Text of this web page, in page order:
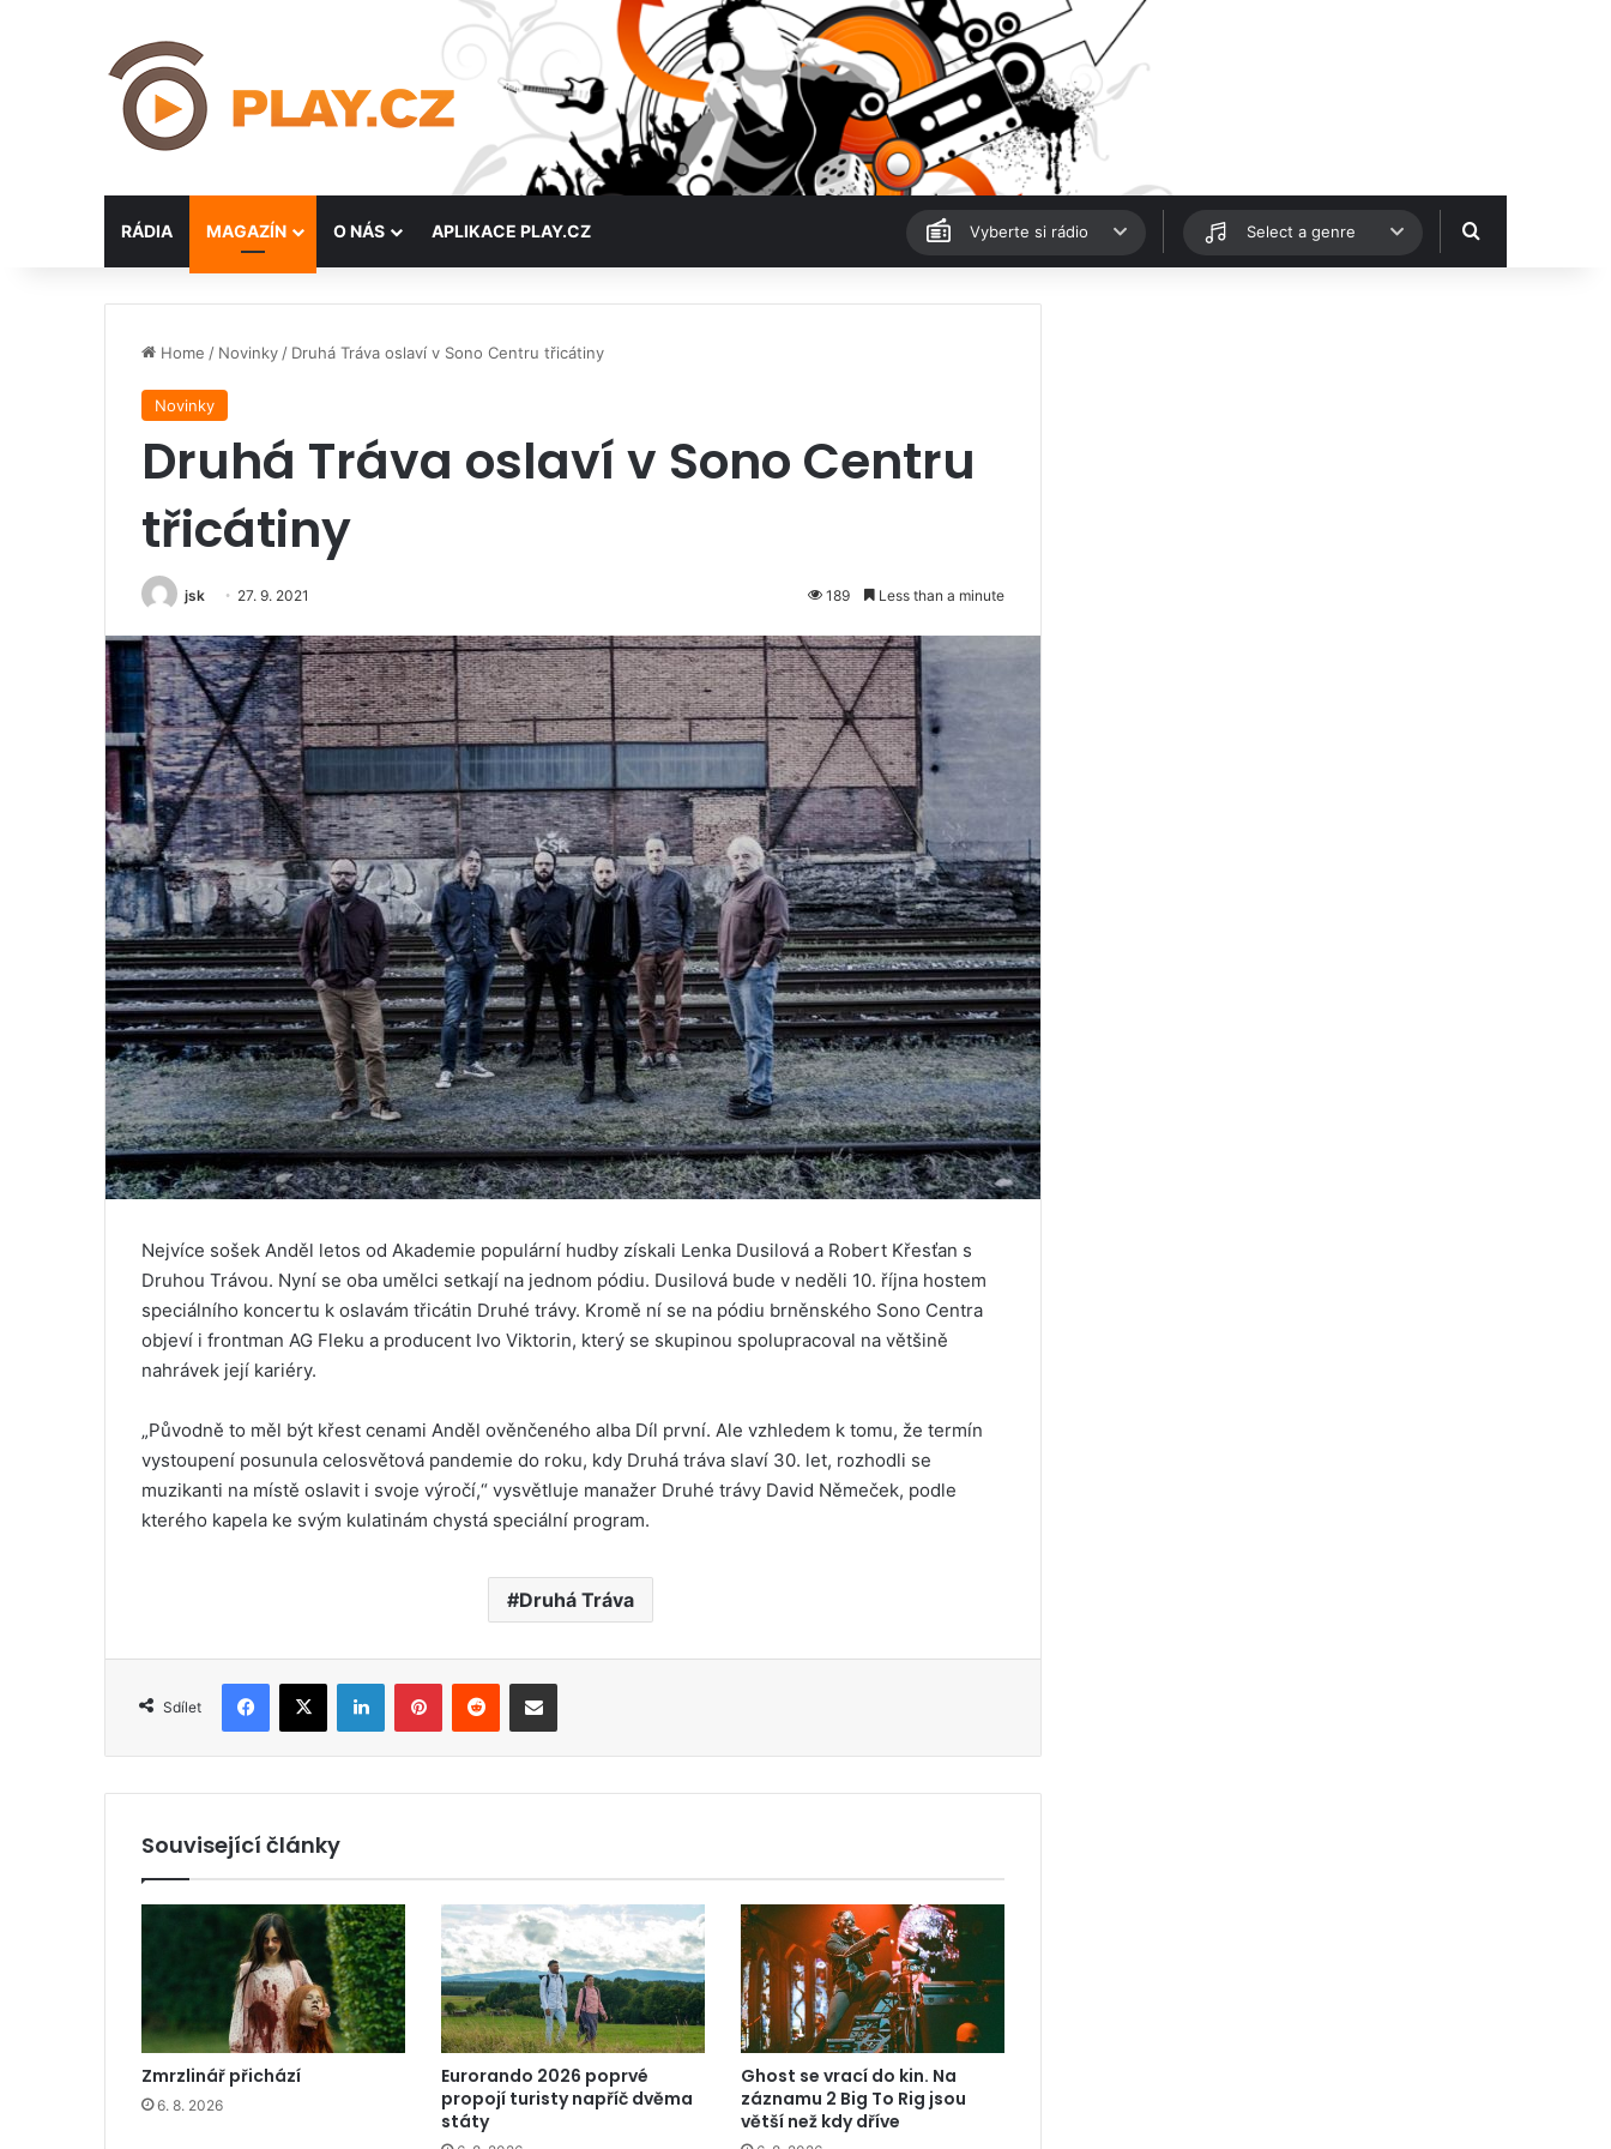
RÁDIA MAGAZÍN O NÁS APLIKACE PLAY.CZ Vyberte si rádio Select a genre Hledat
Home / Novinky / Druhá Tráva oslaví v Sono Centru třicátiny
Novinky
Druhá Tráva oslaví v Sono Centru
třicátiny
jsk 27. 9. 2021 189 Less than a minute
Nejvíce sošek Anděl letos od Akademie populární hudby získali Lenka Dusilová a Robert Křesťan s
Druhou Trávou. Nyní se oba umělci setkají na jednom pódiu. Dusilová bude v neděli 10. října hostem
speciálního koncertu k oslavám třicátin Druhé trávy. Kromě ní se na pódiu brněnského Sono Centra
objeví i frontman AG Fleku a producent Ivo Viktorin, který se skupinou spolupracoval na většině
nahrávek její kariéry.
„Původně to měl být křest cenami Anděl ověnčeného alba Díl první. Ale vzhledem k tomu, že termín
vystoupení posunula celosvětová pandemie do roku, kdy Druhá tráva slaví 30. let, rozhodli se
muzikanti na místě oslavit i svoje výročí,“ vysvětluje manažer Druhé trávy David Němeček, podle
kterého kapela ke svým kulatinám chystá speciální program.
Druhá Tráva
Sdílet
Související články
Zmrzlinář přichází
6. 8. 2026
Eurorando 2026 poprvé
propojí turisty napříč dvěma
státy
Ghost se vrací do kin. Na
záznamu 2 Big To Rig jsou
větší než kdy dříve